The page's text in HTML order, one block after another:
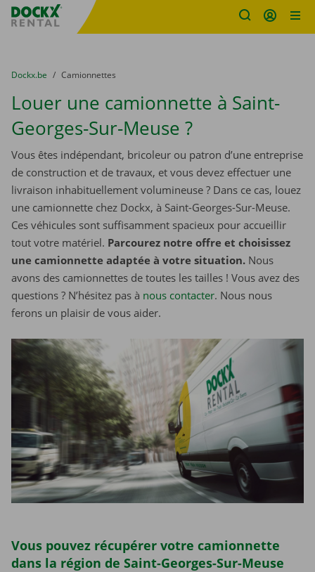
sitename
You are here:
du
Dockx.be to
Camionnettes
Louer une camionnette à Saint-
Georges-Sur-Meuse ?
Vous êtes indépendant, bricoleur ou patron d’une entreprise
de construction et de travaux, et vous devez effectuer une
livraison inhabituellement volumineuse ? Dans ce cas, louez
une camionnette chez Dockx, à Saint-Georges-Sur-Meuse.
Ces véhicules sont suffisamment spacieux pour accueillir
tout votre matériel. Parcourez notre offre et choisissez
une camionnette adaptée à votre situation. Nous
avons des camionnettes de toutes les tailles ! Vous avez des
questions ? N’hésitez pas à nous contacter. Nous nous
ferons un plaisir de vous aider.
Vous pouvez récupérer votre camionnette
dans la région de Saint-Georges-Sur-Meuse